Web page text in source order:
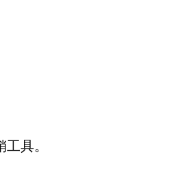
具。